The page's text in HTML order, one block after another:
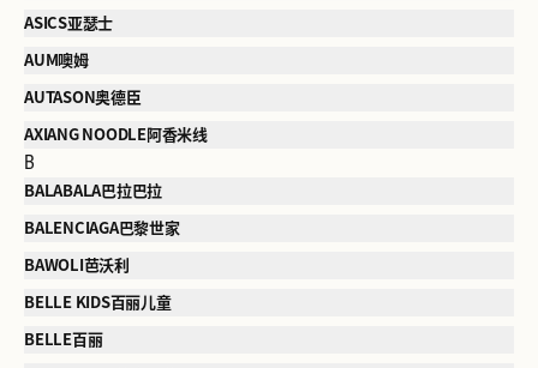
ASICS亚瑟士
AUM噢姆
AUTASON奥德臣
AXIANG NOODLE阿香米线
B
BALABALA巴拉巴拉
BALENCIAGA巴黎世家
BAWOLI芭沃利
BELLE KIDS百丽儿童
BELLE百丽